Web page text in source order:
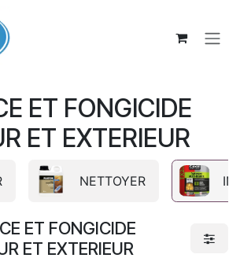
ET FONGICIDE
ET EXTERIEUR
NETTOYER
ET FONGICIDE
ET EXTERIEUR